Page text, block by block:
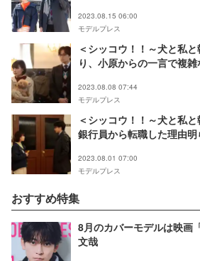
2023.08.15 06:00
モデルプレス
＜シッコウ！！～犬と私
り、小原からの一言で複雑
2023.08.08 07:44
モデルプレス
＜シッコウ！！～犬と私と
銀行員から転職した理由
2023.08.01 07:00
モデルプレス
おすすめ特集
8月のカバーモデルは映画
文哉